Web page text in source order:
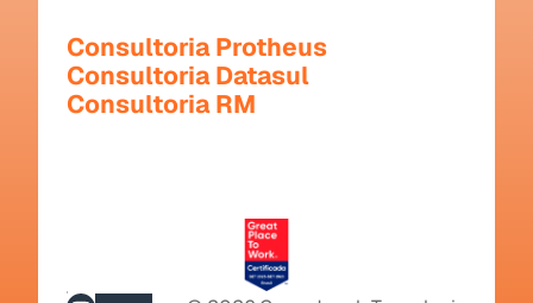
Consultoria Protheus
Consultoria Datasul
Consultoria RM